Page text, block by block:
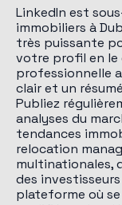
LinkedIn est
immobiliers à
très puissante
votre profil en le
professionnelle
clair et un
Publiez
analyses du
tendances
relocation
multinationales,
des
plateforme où